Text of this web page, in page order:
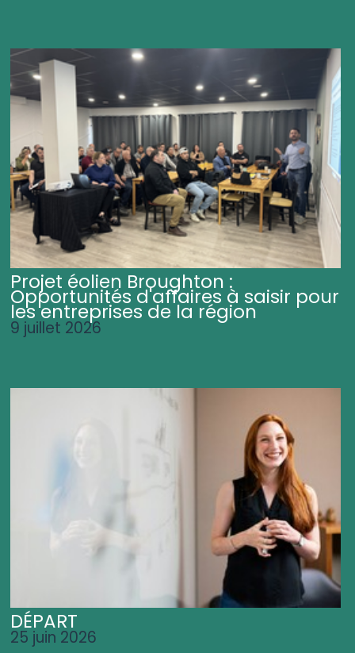
Projet éolien Broughton :
Opportunités d'affaires à saisir pour
les entreprises de la région
9 juillet 2026
DÉPART
25 juin 2026